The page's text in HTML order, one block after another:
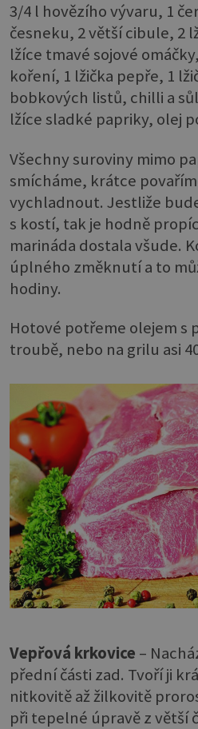
3/4 l hovězího vývaru, 1
česneku, 2 větší cibule, 2
lžíce tmavé sojové
koření, 1 lžička pepře, 1
bobkových listů, chilli a
lžíce sladké papriky, olej
Všechny suroviny mimo
smícháme, krátce
vychladnout. Jestliže
s kostí, tak je hodně
marináda dostala všude.
úplného změknutí a to
hodiny.
Hotové potřeme olejem s
troubě, nebo na grilu asi
Vepřová krkovice –
přední části zad. Tvoří ji
nitkovitě až žilkovitě
při tepelné úpravě z větší